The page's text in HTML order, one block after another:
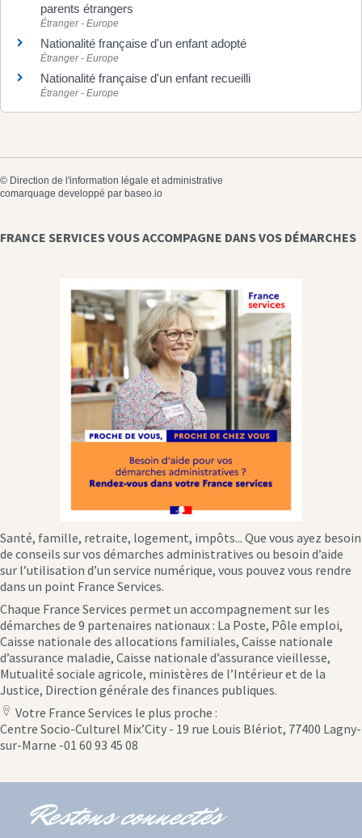
parents étrangers
Étranger - Europe
Nationalité française d'un enfant adopté
Étranger - Europe
Nationalité française d'un enfant recueilli
Étranger - Europe
© Direction de l'information légale et administrative
comarquage developpé par baseo.io
FRANCE SERVICES VOUS ACCOMPAGNE DANS VOS DÉMARCHES
Santé, famille, retraite, logement, impôts... Que vous ayez besoin
de conseils sur vos démarches administratives ou besoin d’aide
sur l’utilisation d’un service numérique, vous pouvez vous rendre
dans un point France Services.
Chaque France Services permet un accompagnement sur les
démarches de 9 partenaires nationaux : La Poste, Pôle emploi,
Caisse nationale des allocations familiales, Caisse nationale
d’assurance maladie, Caisse nationale d’assurance vieillesse,
Mutualité sociale agricole, ministères de l’Intérieur et de la
Justice, Direction générale des finances publiques.
location
icon
Votre France Services le plus proche :
Centre Socio-Culturel Mix’City - 19 rue Louis Blériot, 77400 Lagny-
sur-Marne -01 60 93 45 08
Restons connectés